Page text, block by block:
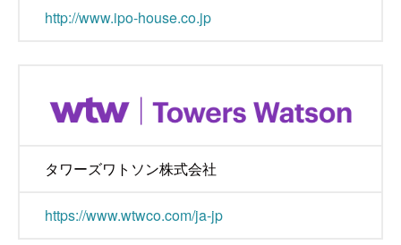
http://www.ipo-house.co.jp
タワーズワトソン株式会社
https://www.wtwco.com/ja-jp